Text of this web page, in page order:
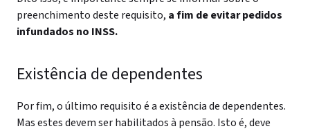
preenchimento deste requisito, a fim de evitar pedidos
infundados no INSS.
Existência de dependentes
Por fim, o último requisito é a existência de dependentes.
Mas estes devem ser habilitados à pensão. Isto é, deve